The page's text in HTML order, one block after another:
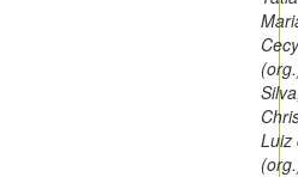
Cecy
Luiz